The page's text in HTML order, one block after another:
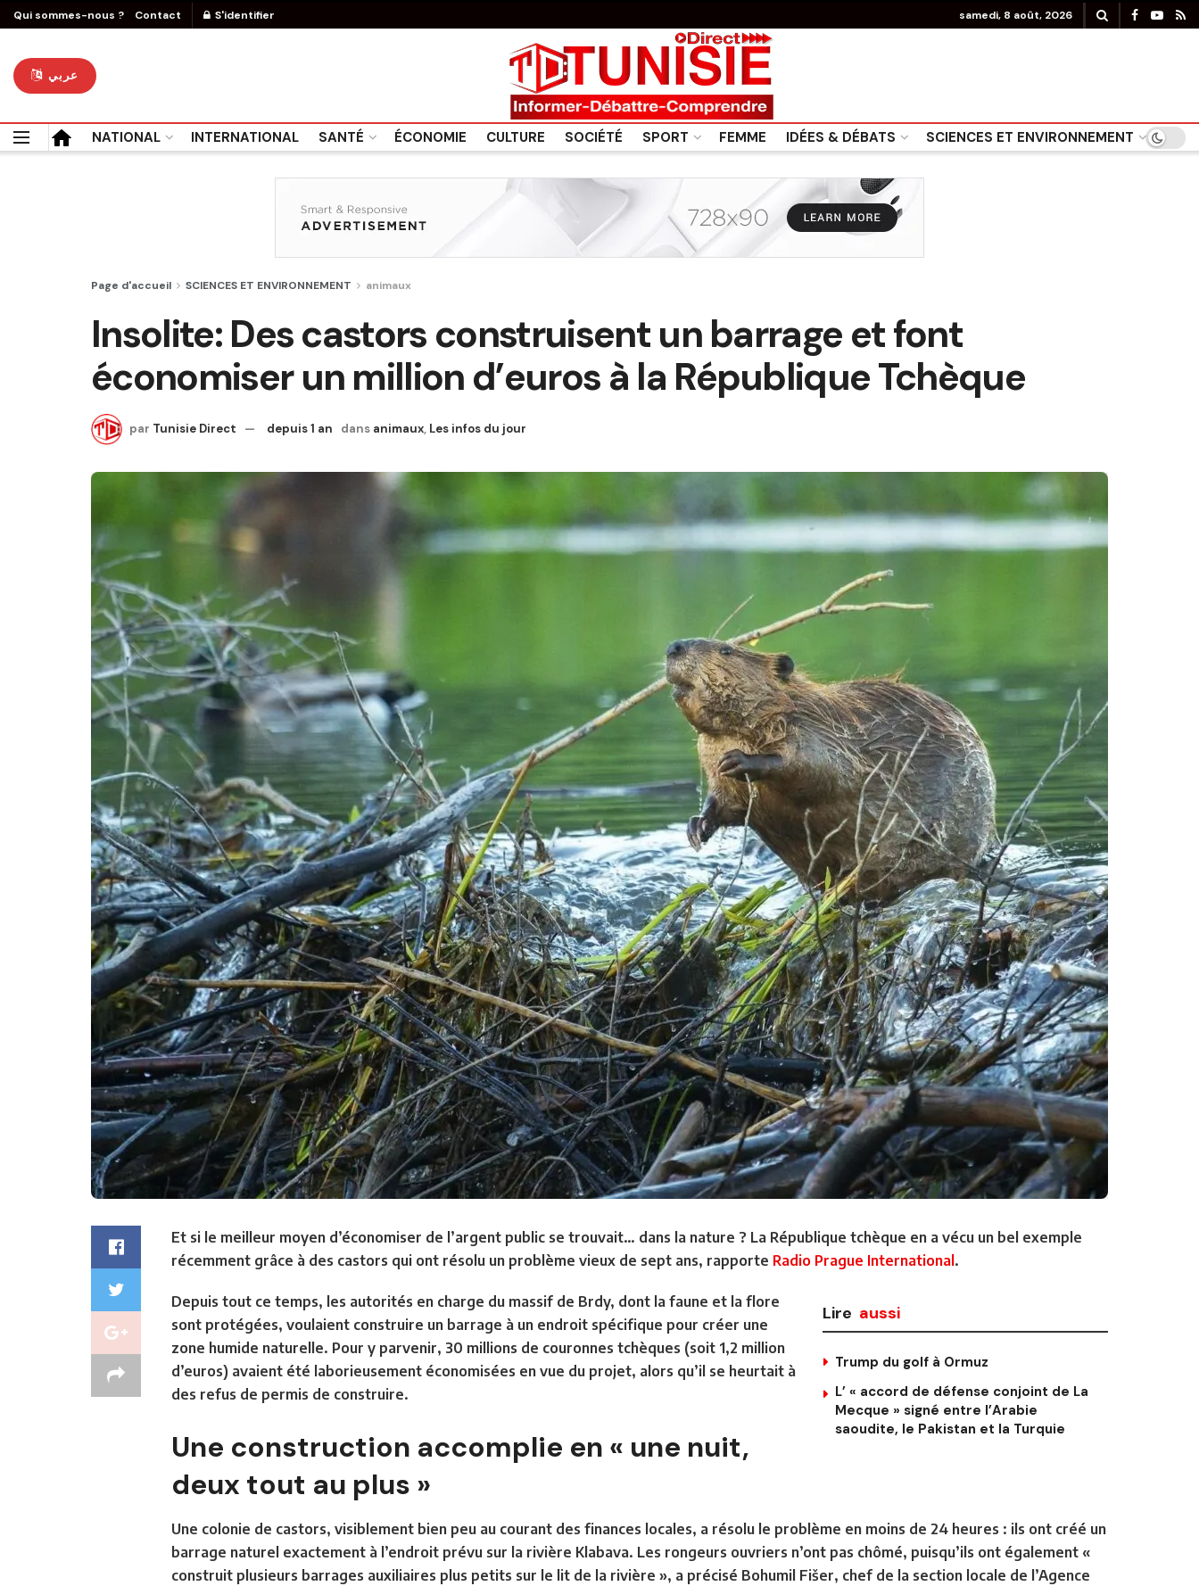
Qui sommes-nous ? Contact S'identifier samedi, 8 août, 2026
عربي
NATIONAL INTERNATIONAL SANTÉ ÉCONOMIE CULTURE SOCIÉTÉ SPORT FEMME IDÉES & DÉBATS SCIENCES ET ENVIRONNEMENT
Page d'accueil SCIENCES ET ENVIRONNEMENT animaux
Insolite: Des castors construisent un barrage et font
économiser un million d’euros à la République Tchèque
par Tunisie Direct depuis 1 an dans animaux, Les infos du jour
Et si le meilleur moyen d’économiser de l’argent public se trouvait… dans la nature ? La République tchèque en a vécu un bel exemple
récemment grâce à des castors qui ont résolu un problème vieux de sept ans, rapporte Radio Prague International.
Lire aussi
Trump du golf à Ormuz
L’ « accord de défense conjoint de La
Mecque » signé entre l’Arabie
saoudite, le Pakistan et la Turquie
Depuis tout ce temps, les autorités en charge du massif de Brdy, dont la faune et la flore
sont protégées, voulaient construire un barrage à un endroit spécifique pour créer une
zone humide naturelle. Pour y parvenir, 30 millions de couronnes tchèques (soit 1,2 million
d’euros) avaient été laborieusement économisées en vue du projet, alors qu’il se heurtait à
des refus de permis de construire.
Une construction accomplie en « une nuit,
deux tout au plus »
Une colonie de castors, visiblement bien peu au courant des finances locales, a résolu le problème en moins de 24 heures : ils ont créé un
barrage naturel exactement à l’endroit prévu sur la rivière Klabava. Les rongeurs ouvriers n’ont pas chômé, puisqu’ils ont également «
construit plusieurs barrages auxiliaires plus petits sur le lit de la rivière », a précisé Bohumil Fišer, chef de la section locale de l’Agence